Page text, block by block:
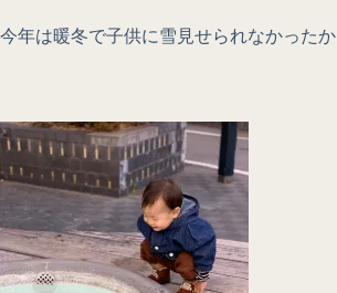
今年は暖冬で子供に雪見せられなかった